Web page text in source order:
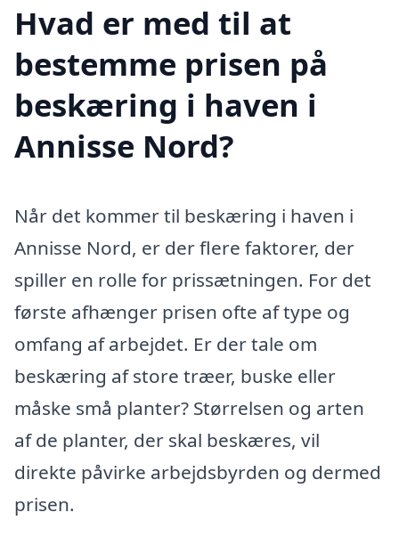
Hvad er med til at
bestemme prisen på
beskæring i haven i
Annisse Nord?
Når det kommer til beskæring i haven i
Annisse Nord, er der flere faktorer, der
spiller en rolle for prissætningen. For det
første afhænger prisen ofte af type og
omfang af arbejdet. Er der tale om
beskæring af store træer, buske eller
måske små planter? Størrelsen og arten
af de planter, der skal beskæres, vil
direkte påvirke arbejdsbyrden og dermed
prisen.